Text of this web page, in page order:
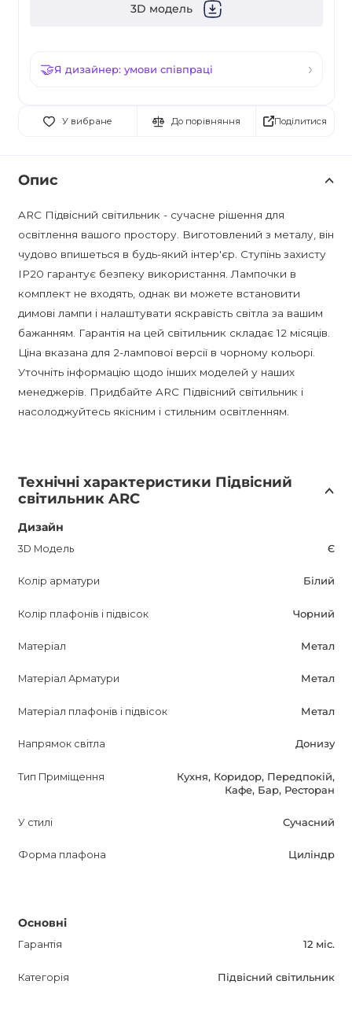
3D модель
Я дизайнер: умови співпраці
У вибране До порівняння Поділитися
Опис
ARC Підвісний світильник - сучасне рішення для
освітлення вашого простору. Виготовлений з металу, він
чудово впишеться в будь-який інтер'єр. Ступінь захисту
IP20 гарантує безпеку використання. Лампочки в
комплект не входять, однак ви можете встановити
димові лампи і налаштувати яскравість світла за вашим
бажанням. Гарантія на цей світильник складає 12 місяців.
Ціна вказана для 2-лампової версії в чорному кольорі.
Уточніть інформацію щодо інших моделей у наших
менеджерів. Придбайте ARC Підвісний світильник і
насолоджуйтесь якісним і стильним освітленням.
Технічні характеристики Підвісний
світильник ARC
Дизайн
3D Модель Є
Колір арматури Білий
Колір плафонів і підвісок Чорний
Матеріал Метал
Матеріал Арматури Метал
Матеріал плафонів і підвісок Метал
Напрямок світла Донизу
Тип Приміщення
Кухня, Коридор, Передпокій,
Кафе, Бар, Ресторан
У стилі Сучасний
Форма плафона Циліндр
Основні
Гарантія 12 міс.
Категорія Підвісний світильник